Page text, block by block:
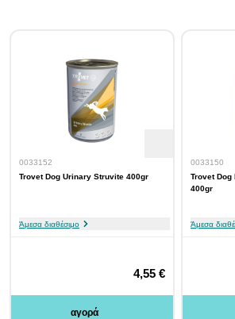
0033152
Trovet Dog Urinary Struvite 400gr
Άμεσα διαθέσιμο
4,55 €
αγορά
0033150
Trovet
400gr
Άμεσα